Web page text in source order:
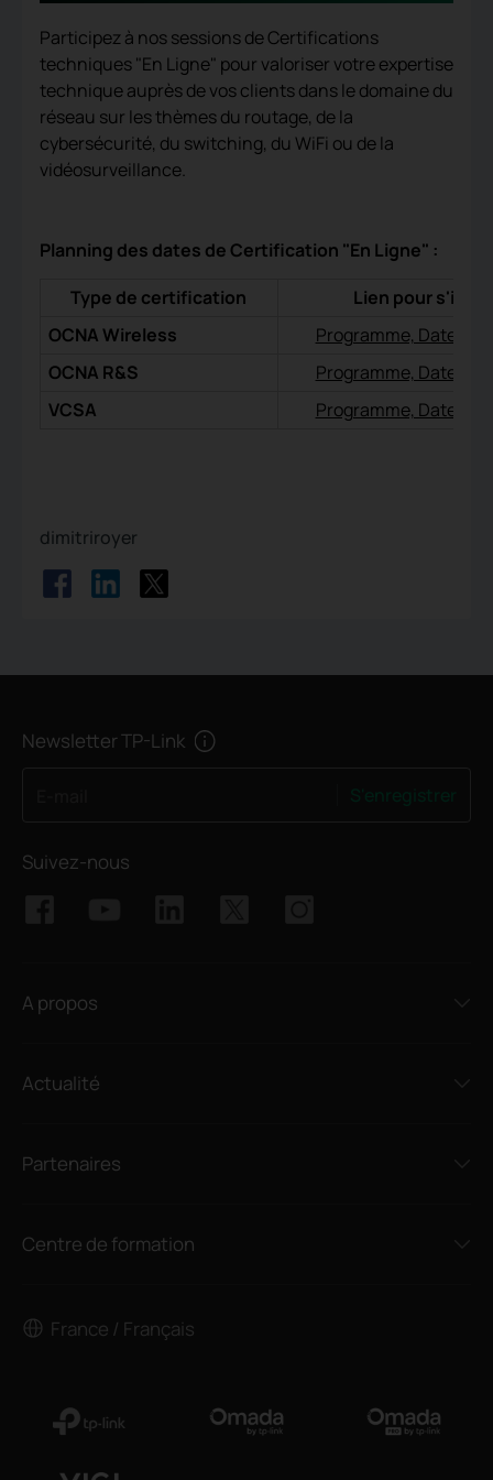
Participez à nos sessions de Certifications
techniques "En Ligne" pour valoriser votre expertise
technique auprès de vos clients dans le domaine du
réseau sur les thèmes du routage, de la
cybersécurité, du switching, du WiFi ou de la
vidéosurveillance.
Planning des dates de Certification "En Ligne" :
Type de certification
Lien pour
OCNA Wireless
Programme, Date,
OCNA R&S
Programme, Date,
VCSA
Programme, Date,
dimitriroyer
Newsletter TP-Link
Suivez-nous
A propos
Actualité
Partenaires
Centre de formation
France / Français